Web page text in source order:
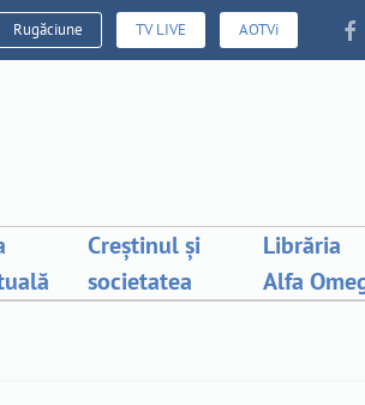
Rugăciune TV LIVE AOTVi
Creștinul și
societatea
Librăria
Alfa